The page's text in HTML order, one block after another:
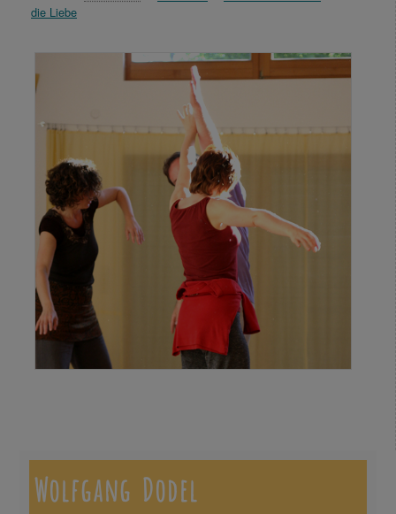
die Liebe
Bilder-Navigation
Wolfgang Dodel